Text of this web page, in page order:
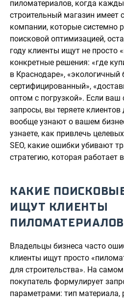
пиломатериалов, когда
строительный магазин имеет
компании, которые системно
поисковой оптимизацией,
году клиенты ищут не просто
конкретные решения: «где
в Краснодаре», «экологичный
сертифицированный»,
оптом с погрузкой». Если ваш
запросы, вы теряете клиентов
вообще узнают о вашем
узнаете, как привлечь
SEO, какие ошибки убивают
стратегию, которая работает
КАКИЕ
ИЩУТ КЛИЕНТЫ
ПИЛОМАТЕРИАЛОВ
Владельцы бизнеса часто
клиенты ищут просто
для строительства». На
покупатель формулирует
параметрами: тип материала,